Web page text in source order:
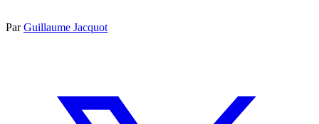
ParGuillaume Jacquot